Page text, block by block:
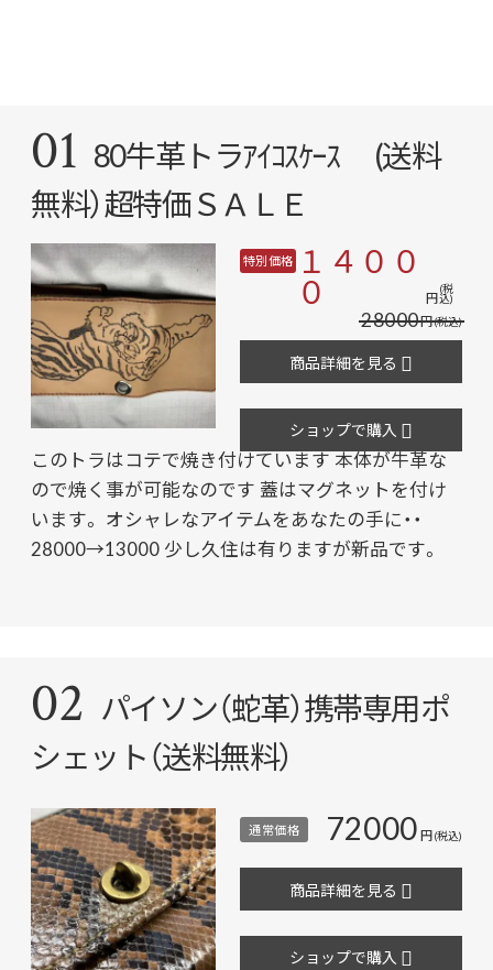
01 80牛革トラｱｲｺｽｹｰｽ (送料
無料）超特価ＳＡＬＥ
このトラはコテで焼き付けています 本体が牛革な
ので焼く事が可能なのです 蓋はマグネットを付け
います。 オシャレなアイテムをあなたの手に・・
28000→13000 少し久住は有りますが新品です。
特別価格 １４００
０ 円 (税
込)
28000円(税込)
商品詳細を見る
ショップで購入
02 パイソン（蛇革）携帯専用ポ
シェット（送料無料）
通常価格 72000円(税込)
商品詳細を見る
ショップで購入